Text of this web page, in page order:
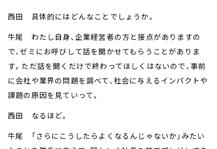
西田 具体的にはどんなことでしょうか。
牛尾 わたし自身、企業経営者の方と接点がありますの
で、ゼミにお呼びして話を聞かせてもらうことがありま
す。ただ話を聞くだけで終わってほしくはないので、事前
に会社や業界の問題を調べて、社会に与えるインパクトや
課題の原因を見ていって。
西田 なるほど。
牛尾 「さらにこうしたらよくなるんじゃないか」みたい